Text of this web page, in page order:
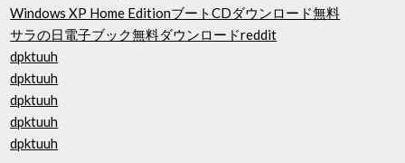
Windows XP Home EditionブートCDダウンロード無料
サラの日電子ブック無料ダウンロードreddit
dpktuuh
dpktuuh
dpktuuh
dpktuuh
dpktuuh